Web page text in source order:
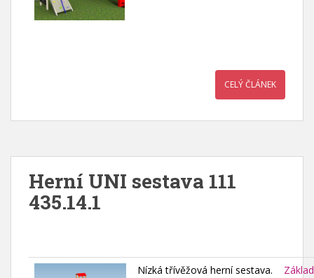
CELÝ ČLÁNEK
Herní UNI sestava 111
435.14.1
Nízká třívěžová herní sestava.